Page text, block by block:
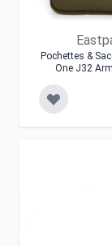
Pochettes &
One J32